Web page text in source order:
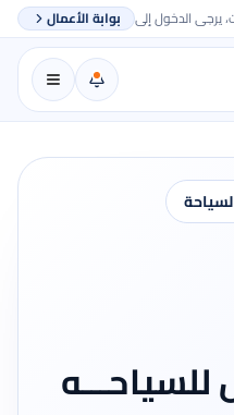
يرجى الدخول إلى بوابة الأعمال